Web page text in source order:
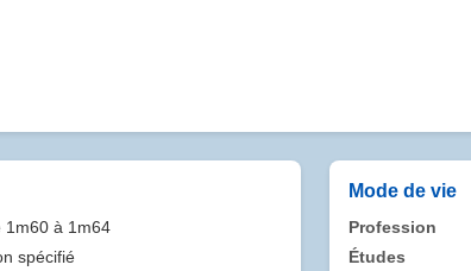
1m60 à 1m64
spécifié
Mode de vie
Profession
Études